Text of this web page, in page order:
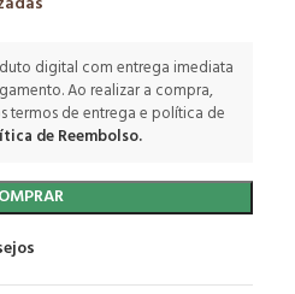
digital com entrega imediata
Ao realizar a compra,
termos de entrega e política de
de Reembolso.